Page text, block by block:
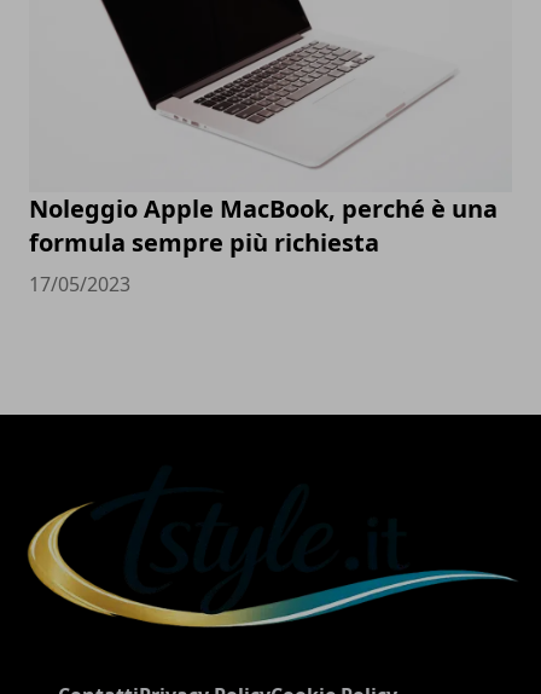
Noleggio Apple MacBook, perché è una
formula sempre più richiesta
17/05/2023